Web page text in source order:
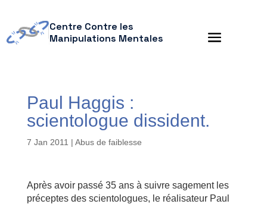
Centre Contre les
Manipulations Mentales
Paul Haggis :
scientologue dissident.
7 Jan 2011 | Abus de faiblesse
Après avoir passé 35 ans à suivre sagement les
préceptes des scientologues, le réalisateur Paul